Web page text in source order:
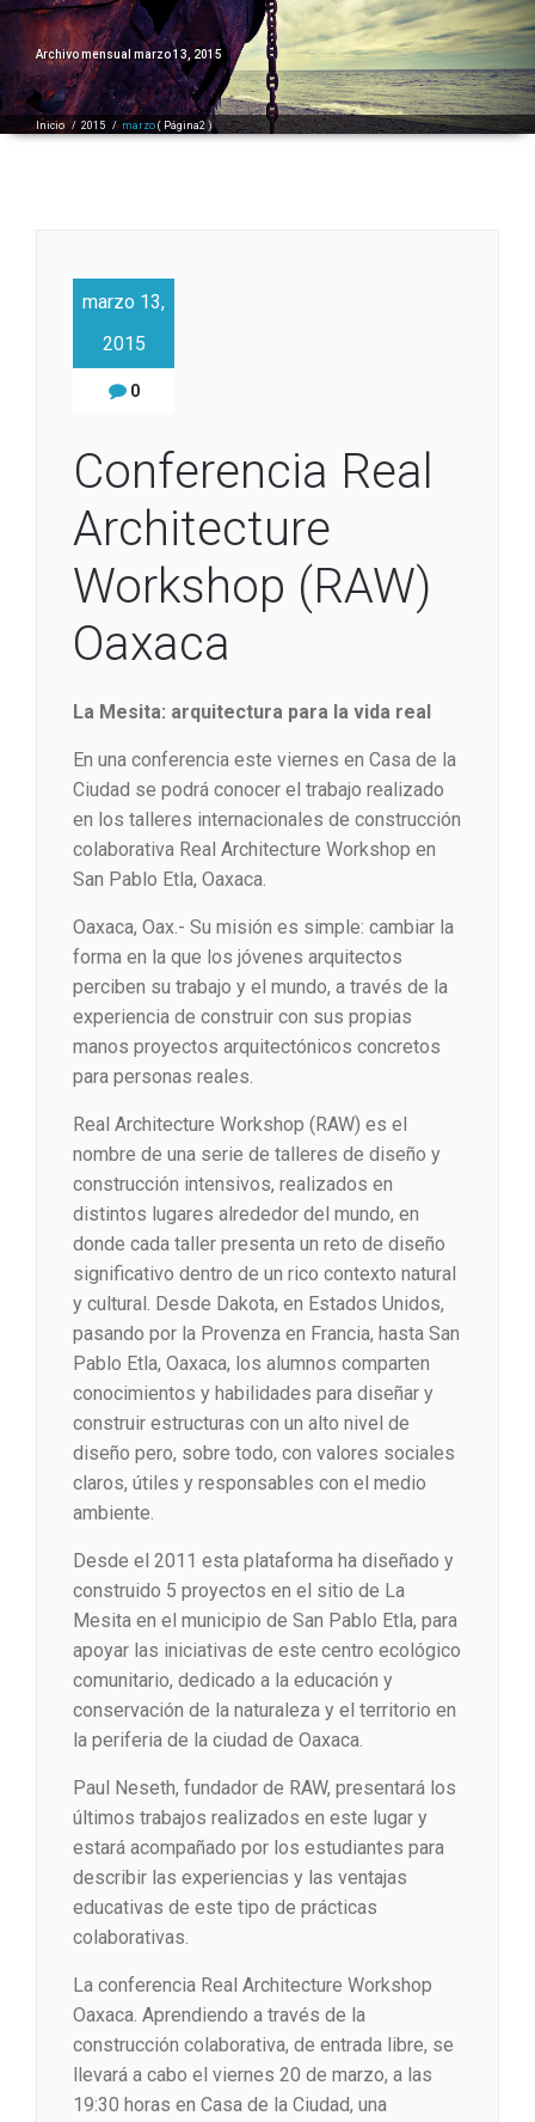
Archivo mensual marzo 13, 2015
Inicio / 2015 / marzo ( Página2 )
marzo 13,
2015
0
Conferencia Real
Architecture
Workshop (RAW)
Oaxaca
La Mesita: arquitectura para la vida real
En una conferencia este viernes en Casa de la
Ciudad se podrá conocer el trabajo realizado
en los talleres internacionales de construcción
colaborativa Real Architecture Workshop en
San Pablo Etla, Oaxaca.
Oaxaca, Oax.- Su misión es simple: cambiar la
forma en la que los jóvenes arquitectos
perciben su trabajo y el mundo, a través de la
experiencia de construir con sus propias
manos proyectos arquitectónicos concretos
para personas reales.
Real Architecture Workshop (RAW) es el
nombre de una serie de talleres de diseño y
construcción intensivos, realizados en
distintos lugares alrededor del mundo, en
donde cada taller presenta un reto de diseño
significativo dentro de un rico contexto natural
y cultural. Desde Dakota, en Estados Unidos,
pasando por la Provenza en Francia, hasta San
Pablo Etla, Oaxaca, los alumnos comparten
conocimientos y habilidades para diseñar y
construir estructuras con un alto nivel de
diseño pero, sobre todo, con valores sociales
claros, útiles y responsables con el medio
ambiente.
Desde el 2011 esta plataforma ha diseñado y
construido 5 proyectos en el sitio de La
Mesita en el municipio de San Pablo Etla, para
apoyar las iniciativas de este centro ecológico
comunitario, dedicado a la educación y
conservación de la naturaleza y el territorio en
la periferia de la ciudad de Oaxaca.
Paul Neseth, fundador de RAW, presentará los
últimos trabajos realizados en este lugar y
estará acompañado por los estudiantes para
describir las experiencias y las ventajas
educativas de este tipo de prácticas
colaborativas.
La conferencia Real Architecture Workshop
Oaxaca. Aprendiendo a través de la
construcción colaborativa, de entrada libre, se
llevará a cabo el viernes 20 de marzo, a las
19:30 horas en Casa de la Ciudad, una